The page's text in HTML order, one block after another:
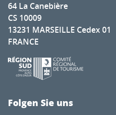
64 La Canebière
CS 10009
13231 MARSEILLE Cedex 01
FRANCE
Folgen Sie uns